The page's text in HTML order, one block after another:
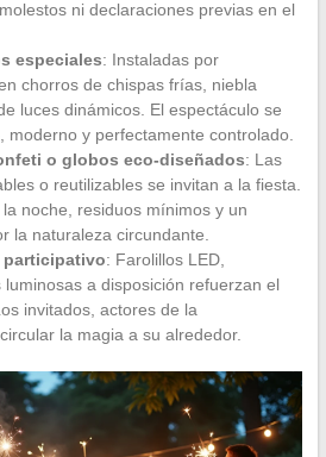
ni declaraciones previas en el
especiales: Instaladas por
chorros de chispas frías, niebla
luces dinámicos. El espectáculo se
moderno y perfectamente controlado.
o globos eco-diseñados: Las
o reutilizables se invitan a la fiesta.
noche, residuos mínimos y un
la naturaleza circundante.
participativo: Farolillos LED,
a disposición refuerzan el
invitados, actores de la
la magia a su alrededor.